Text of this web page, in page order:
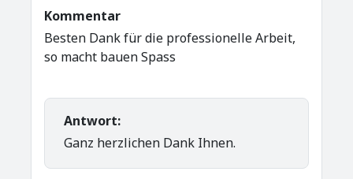
Kommentar
Besten Dank für die professionelle Arbeit,
so macht bauen Spass
Antwort:
Ganz herzlichen Dank Ihnen.